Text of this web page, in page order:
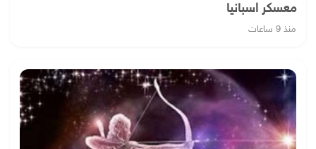
معسكر اسبانيا
منذ 9 ساعات